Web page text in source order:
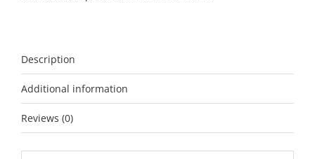
Description
Additional information
Reviews (0)